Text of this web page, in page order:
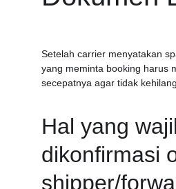
Setelah carrier menyatakan
yang meminta booking harus
secepatnya agar tidak
Hal yang
dikonfirmasi
shipper/